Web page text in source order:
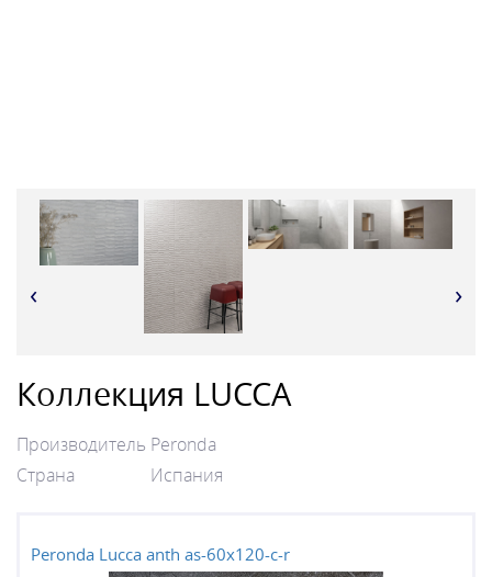
‹ ›
Коллекция LUCCA
Производитель Peronda
Страна
Испания
Peronda Lucca anth as-60x120-c-r